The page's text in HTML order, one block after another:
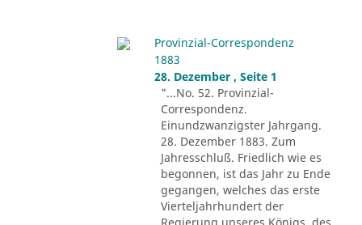
Provinzial-Correspondenz
1883
28. Dezember , Seite 1
"...No. 52. Provinzial-
Correspondenz.
Einundzwanzigster Jahrgang.
28. Dezember 1883. Zum
Jahresschluß. Friedlich wie es
begonnen, ist das Jahr zu Ende
gegangen, welches das erste
Vierteljahrhundert der
Regierung unseres Königs, des